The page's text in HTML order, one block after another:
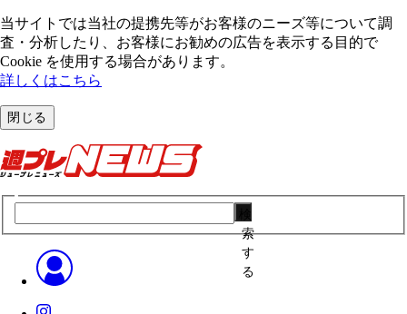
当サイトでは当社の提携先等がお客様のニーズ等について調
査・分析したり、お客様にお勧めの広告を表⽰する⽬的で
Cookie を使⽤する場合があります。
詳しくはこちら
閉じる
索
す
る